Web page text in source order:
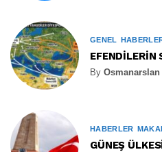
GENEL
EFENDİLERİN
By Osmanarslan
HABERLER
GÜNEŞ